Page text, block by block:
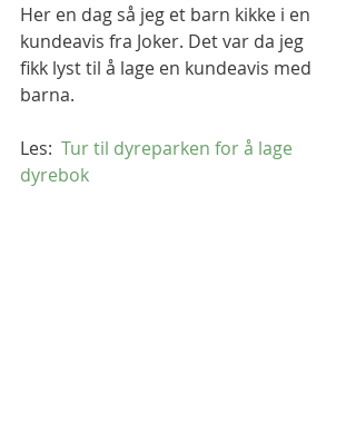
Her en dag så jeg et barn kikke i en
kundeavis fra Joker. Det var da jeg
fikk lyst til å lage en kundeavis med
barna.
Les: Tur til dyreparken for å lage
dyrebok